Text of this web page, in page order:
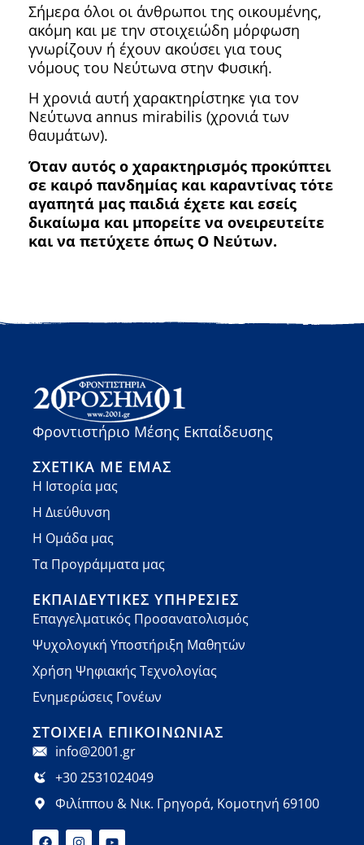
Σήμερα όλοι οι άνθρωποι της οικουμένης,
ακόμη και με την στοιχειώδη μόρφωση
γνωρίζουν ή έχουν ακούσει για τους
νόμους του Νεύτωνα στην Φυσική.
Η χρονιά αυτή χαρακτηρίστηκε για τον
Νεύτωνα annus mirabilis (χρονιά των
θαυμάτων).
Όταν αυτός ο χαρακτηρισμός προκύπτει
σε καιρό πανδημίας και καραντίνας τότε
αγαπητά μας παιδιά έχετε και εσείς
δικαίωμα και μπορείτε να ονειρευτείτε
και να πετύχετε όπως Ο Νεύτων.
Φροντιστήριο Μέσης Εκπαίδευσης
ΣΧΕΤΙΚΆ ΜΕ ΕΜΆΣ
Η Ιστορία μας
Η Διεύθυνση
Η Ομάδα μας
Τα Προγράμματα μας
ΕΚΠΑΙΔΕΥΤΙΚΈΣ ΥΠΗΡΕΣΊΕΣ
Επαγγελματικός Προσανατολισμός
Ψυχολογική Υποστήριξη Μαθητών
Χρήση Ψηφιακής Τεχνολογίας
Ενημερώσεις Γονέων
ΣΤΟΙΧΕΊΑ ΕΠΙΚΟΙΝΩΝΊΑΣ
info@2001.gr
+30 2531024049
Φιλίππου & Νικ. Γρηγορά, Κομοτηνή 69100